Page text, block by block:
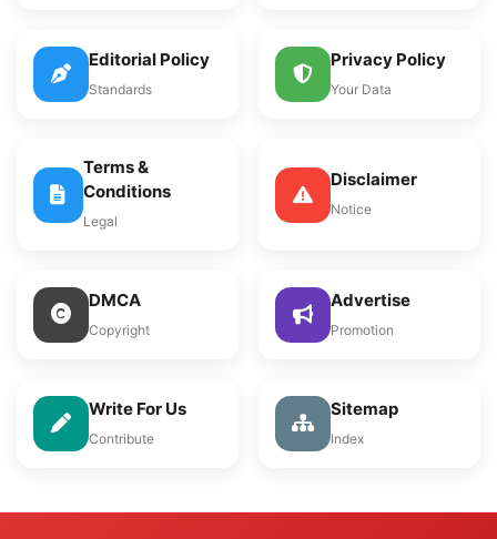
Editorial Policy
Standards
Privacy Policy
Your Data
Terms &
Conditions
Legal
Disclaimer
Notice
DMCA
Copyright
Advertise
Promotion
Write For Us
Contribute
Sitemap
Index